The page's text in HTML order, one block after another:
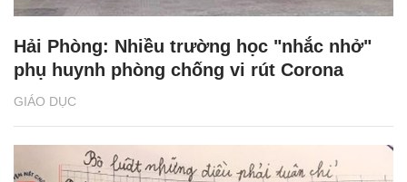
GIÁO DỤC
Hải Phòng: Nhiều trường học "nhắc nhở"
phụ huynh phòng chống vi rút Corona